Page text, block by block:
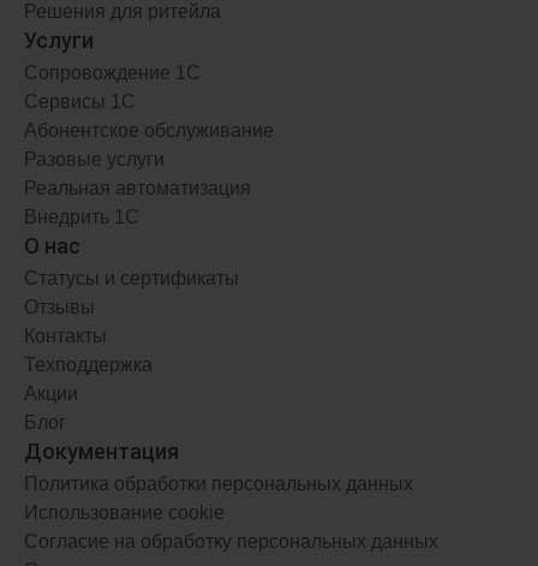
1С:Комплексная автоматизация 8
Комплексное решение для предприятий
АРЕНДА
от 9500 ₽
Решения для ритейла
Услуги
Сопровождение 1С
Сервисы 1С
Абонентское обслуживание
Разовые услуги
Реальная автоматизация
Внедрить 1С
О нас
Статусы и сертификаты
Отзывы
Контакты
Техподдержка
Акции
Блог
Документация
Политика обработки персональных данных
Использование cookie
Согласие на обработку персональных данных